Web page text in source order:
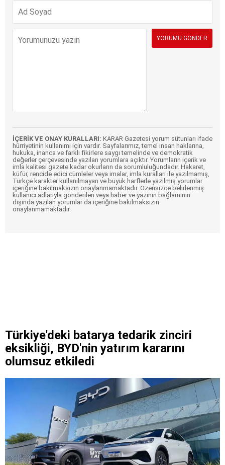
İÇERİK VE ONAY KURALLARI: KARAR Gazetesi yorum sütunları ifade
hürriyetinin kullanımı için vardır. Sayfalarımız, temel insan haklarına,
hukuka, inanca ve farklı fikirlere saygı temelinde ve demokratik
değerler çerçevesinde yazılan yorumlara açıktır. Yorumların içerik ve
imla kalitesi gazete kadar okurların da sorumluluğundadır. Hakaret,
küfür, rencide edici cümleler veya imalar, imla kuralları ile yazılmamış,
Türkçe karakter kullanılmayan ve büyük harflerle yazılmış yorumlar
içeriğine bakılmaksızın onaylanmamaktadır. Özensizce belirlenmiş
kullanıcı adlarıyla gönderilen veya haber ve yazının bağlamının
dışında yazılan yorumlar da içeriğine bakılmaksızın
onaylanmamaktadır.
Türkiye'deki batarya tedarik zinciri
eksikliği, BYD'nin yatırım kararını
olumsuz etkiledi